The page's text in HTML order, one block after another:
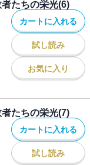
たちの栄光(6)
カートに入れる
試し読み
お気に入り
たちの栄光(7)
カートに入れる
試し読み